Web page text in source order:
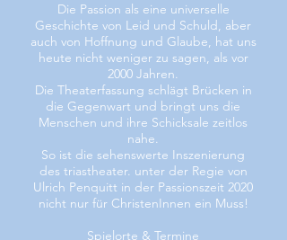
Die Passion als eine universelle
Geschichte von Leid und Schuld, aber
auch von Hoffnung und Glaube, hat uns
heute nicht weniger zu sagen, als vor
2000 Jahren.
Die Theaterfassung schlägt Brücken in
die Gegenwart und bringt uns die
Menschen und ihre Schicksale zeitlos
nahe.
So ist die sehenswerte Inszenierung
des triastheater. unter der Regie von
Ulrich Penquitt in der Passionszeit 2020
nicht nur für ChristenInnen ein Muss!
Spielorte & Termine